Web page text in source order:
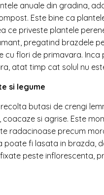
anuale din gradina,
Este bine ca
ce priveste plantele
pregatind brazdele
cu flori de primavara. Inca
atat timp cat solul nu
si legume
butasi de crengi
coacaze si agrise. Este
radacinoase precum
poate fi lasata in brazda,
peste inflorescenta,